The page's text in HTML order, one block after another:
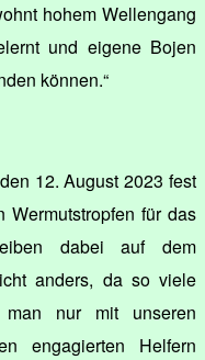
hohem Wellengang
und eigene Bojen
können.“
12. August 2023 fest
für das
dabei auf dem
anders, da so viele
nur mit unseren
engagierten Helfern